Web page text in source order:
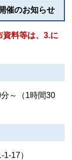
催のお知らせ
料等は、3.に
～（1時間30
17）